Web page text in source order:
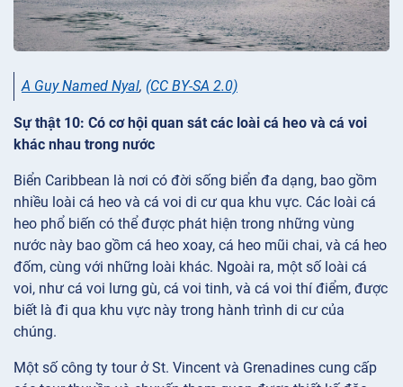
A Guy Named Nyal, (CC BY-SA 2.0)
Sự thật 10: Có cơ hội quan sát các loài cá heo và cá voi
khác nhau trong nước
Biển Caribbean là nơi có đời sống biển đa dạng, bao gồm
nhiều loài cá heo và cá voi di cư qua khu vực. Các loài cá
heo phổ biến có thể được phát hiện trong những vùng
nước này bao gồm cá heo xoay, cá heo mũi chai, và cá heo
đốm, cùng với những loài khác. Ngoài ra, một số loài cá
voi, như cá voi lưng gù, cá voi tinh, và cá voi thí điểm, được
biết là đi qua khu vực này trong hành trình di cư của
chúng.
Một số công ty tour ở St. Vincent và Grenadines cung cấp